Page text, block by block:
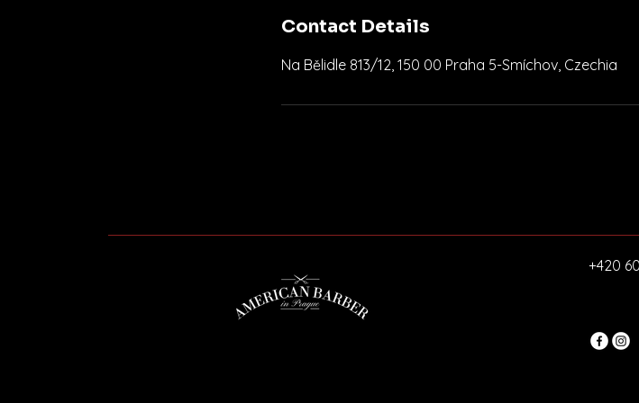
Contact Details
Na Bělidle 813/12, 150 00 Praha 5-Smíchov, Czechia
+420